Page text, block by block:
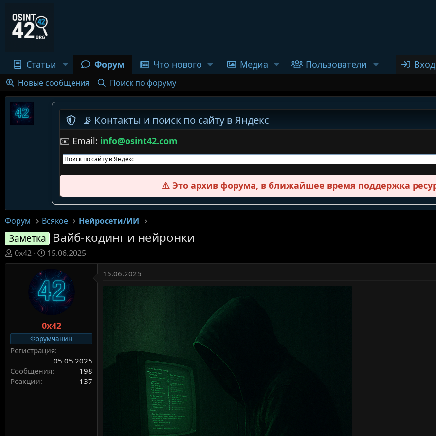
Статьи Форум Что нового Медиа Пользователи Вход
Новые сообщения Поиск по форуму
📡 Контакты и поиск по сайту в Яндекс
✉️ Email: info@osint42.com
⚠️ Это архив форума, в ближайшее время поддержка
Форум Всякое Нейросети/ИИ
Заметка Вайб-кодинг и нейронки
А
в
0x42
Д
а
т
а
н
а
а
л
а
15.06.2025
0x42
Форумчанин
Регистрация
05.05.2025
Сообщения
198
Реакции
137
15.06.2025